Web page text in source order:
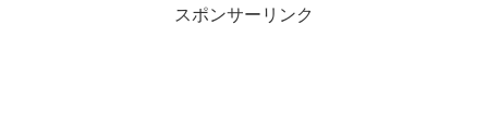
スポンサーリンク